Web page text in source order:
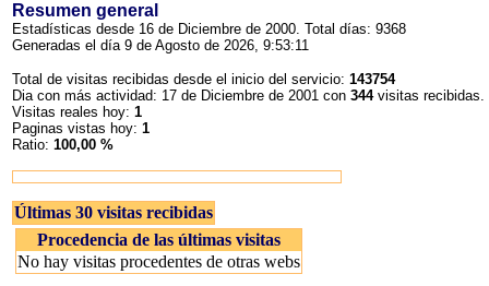
Resumen general
Estadísticas desde 16 de Diciembre de 2000. Total días: 9368
Generadas el día 9 de Agosto de 2026, 9:53:11
Total de visitas recibidas desde el inicio del servicio: 143754
Dia con más actividad: 17 de Diciembre de 2001 con 344visitas recibidas.
Visitas reales hoy: 1
Paginas vistas hoy: 1
Ratio: 100,00 %
Últimas 30 visitas recibidas
Procedencia de las últimas visitas
No hay visitas procedentes de otras webs